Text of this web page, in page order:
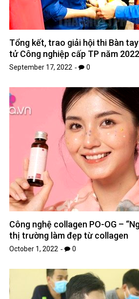
Tổng kết, trao giải hội thi Bàn
tử Công nghiệp cấp TP năm 2022
September 17, 2022 0
Công nghệ collagen PO-OG –
thị trường làm đẹp từ collagen
October 1, 2022 0